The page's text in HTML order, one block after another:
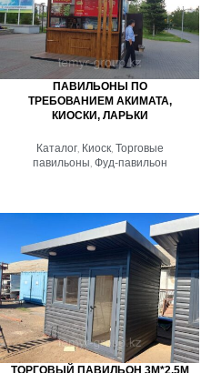
ПАВИЛЬОНЫ ПО
ТРЕБОВАНИЕМ АКИМАТА,
КИОСКИ, ЛАРЬКИ
Каталог, Киоск, Торговые
павильоны Фуд-павильон
ТОРГОВЫЙ ПАВИЛЬОН 3М*2.5М